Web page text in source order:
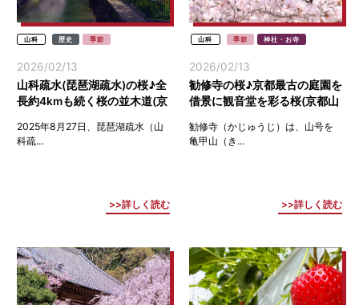
山科 歴史 季節
2026/02/13
山科疏水(琵琶湖疏水)の桜♪全
長約4kmも続く桜の並木道(京
2025年8月27日、琵琶湖疏水（山
科疏...
詳しく読む
山科 季節 神社・お寺
2026/02/13
勧修寺の桜♪京都最古の庭園を
借景に観音堂を彩る桜(京都山
勧修寺（かじゅうじ）は、山号を
亀甲山（き...
詳しく読む